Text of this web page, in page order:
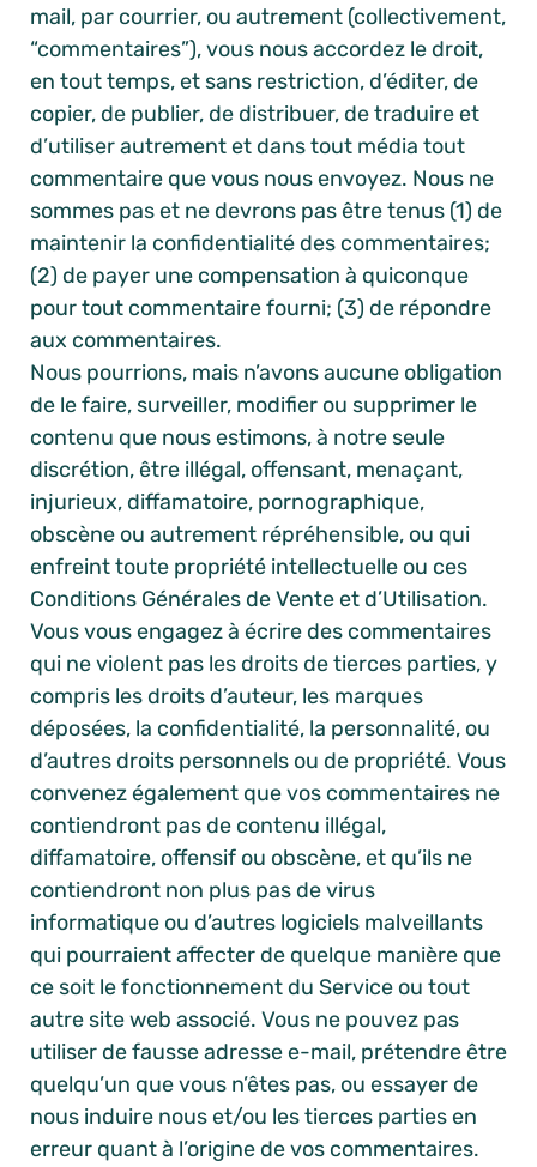
mail, par courrier, ou autrement (collectivement,
“commentaires”), vous nous accordez le droit,
en tout temps, et sans restriction, d’éditer, de
copier, de publier, de distribuer, de traduire et
d’utiliser autrement et dans tout média tout
commentaire que vous nous envoyez. Nous ne
sommes pas et ne devrons pas être tenus (1) de
maintenir la confidentialité des commentaires;
(2) de payer une compensation à quiconque
pour tout commentaire fourni; (3) de répondre
aux commentaires.
Nous pourrions, mais n’avons aucune obligation
de le faire, surveiller, modifier ou supprimer le
contenu que nous estimons, à notre seule
discrétion, être illégal, offensant, menaçant,
injurieux, diffamatoire, pornographique,
obscène ou autrement répréhensible, ou qui
enfreint toute propriété intellectuelle ou ces
Conditions Générales de Vente et d’Utilisation.
Vous vous engagez à écrire des commentaires
qui ne violent pas les droits de tierces parties, y
compris les droits d’auteur, les marques
déposées, la confidentialité, la personnalité, ou
d’autres droits personnels ou de propriété. Vous
convenez également que vos commentaires ne
contiendront pas de contenu illégal,
diffamatoire, offensif ou obscène, et qu’ils ne
contiendront non plus pas de virus
informatique ou d’autres logiciels malveillants
qui pourraient affecter de quelque manière que
ce soit le fonctionnement du Service ou tout
autre site web associé. Vous ne pouvez pas
utiliser de fausse adresse e-mail, prétendre être
quelqu’un que vous n’êtes pas, ou essayer de
nous induire nous et/ou les tierces parties en
erreur quant à l’origine de vos commentaires.